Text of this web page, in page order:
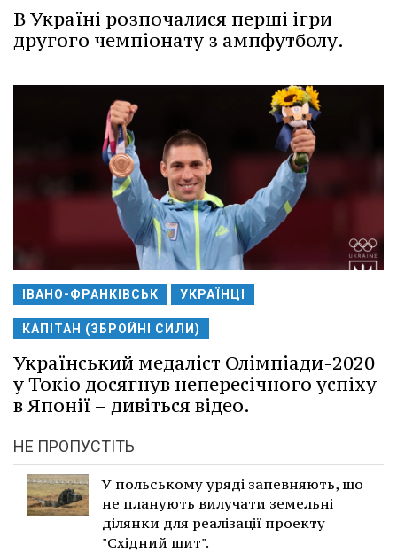
В Україні розпочалися перші ігри
другого чемпіонату з ампфутболу.
ІВАНО-ФРАНКІВСЬК УКРАЇНЦІ
КАПІТАН (ЗБРОЙНІ СИЛИ)
Український медаліст Олімпіади-2020
у Токіо досягнув непересічного успіху
в Японії – дивіться відео.
НЕ ПРОПУСТІТЬ
У польському уряді запевняють, що
не планують вилучати земельні
ділянки для реалізації проекту
"Східний щит".